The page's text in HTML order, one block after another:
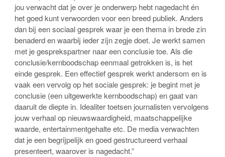
jou verwacht dat je over je onderwerp hebt nagedacht én
het goed kunt verwoorden voor een breed publiek. Anders
dan bij een sociaal gesprek waar je een thema in brede zin
benaderd en waarbij ieder zijn zegje doet. Je werkt samen
met je gesprekspartner naar een conclusie toe. Als die
conclusie/kernboodschap eenmaal getrokken is, is het
einde gesprek. Een effectief gesprek werkt andersom en is
vaak een vervolg op het sociale gesprek: je begint met je
conclusie (een uitgewerkte kernboodschap) en gaat van
daaruit de diepte in. Idealiter toetsen journalisten vervolgens
jouw verhaal op nieuwswaardigheid, maatschappelijke
waarde, entertainmentgehalte etc. De media verwachten
dat je een begrijpelijk en goed gestructureerd verhaal
presenteert, waarover is nagedacht.”